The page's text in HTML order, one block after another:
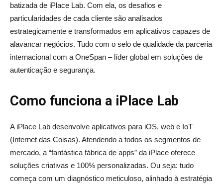
batizada de iPlace Lab. Com ela, os desafios e
particularidades de cada cliente são analisados
estrategicamente e transformados em aplicativos capazes de
alavancar negócios. Tudo com o selo de qualidade da parceria
internacional com a OneSpan – líder global em soluções de
autenticação e segurança.
Como funciona a iPlace Lab
A iPlace Lab desenvolve aplicativos para iOS, web e IoT
(Internet das Coisas). Atendendo a todos os segmentos de
mercado, a “fantástica fábrica de apps” da iPlace oferece
soluções criativas e 100% personalizadas. Ou seja: tudo
começa com um diagnóstico meticuloso, alinhado à estratégia